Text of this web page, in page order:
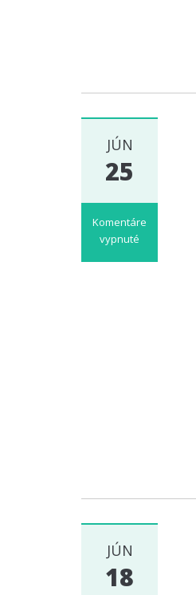
ďalšie
JÚN
25
Komentáre
vypnuté
a
medzinárodnú
konferenciu
JÚN
18